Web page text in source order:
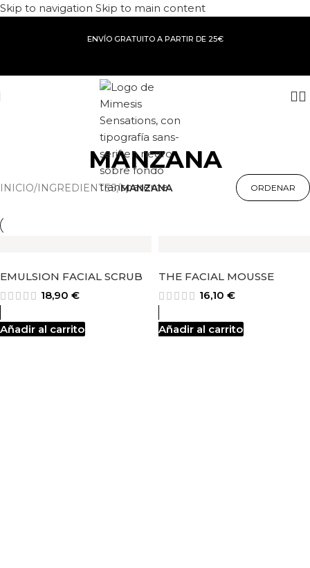
Skip to navigation Skip to main content
ENVÍO GRATUITO A PARTIR DE 25€
MANZANA
INICIO/INGREDIENTES/MANZANA
EMULSION FACIAL SCRUB
18,90 €
Añadir al carrito
THE FACIAL MOUSSE
16,10 €
Añadir al carrito